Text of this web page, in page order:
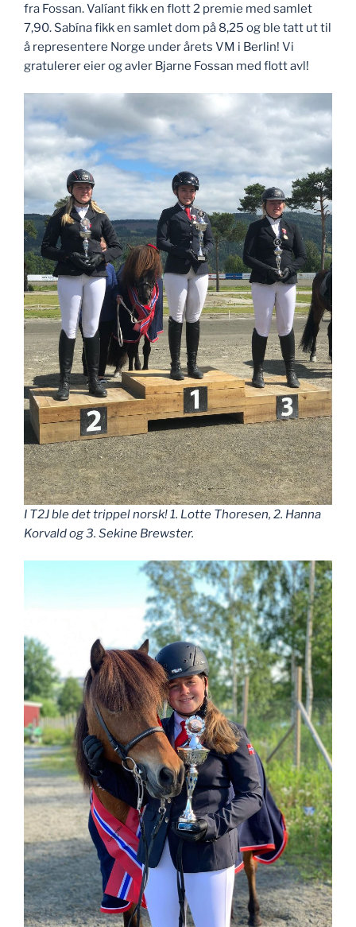
fra Fossan. Valíant fikk en flott 2 premie med samlet
7,90. Sabína fikk en samlet dom på 8,25 og ble tatt ut til
å representere Norge under årets VM i Berlin! Vi
gratulerer eier og avler Bjarne Fossan med flott avl!
I T2J ble det trippel norsk! 1. Lotte Thoresen, 2. Hanna
Korvald og 3. Sekine Brewster.